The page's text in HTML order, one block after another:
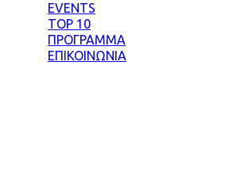
EVENTS
TOP 10
ΠΡΟΓΡΑΜΜΑ
ΕΠΙΚΟΙΝΩΝΙΑ